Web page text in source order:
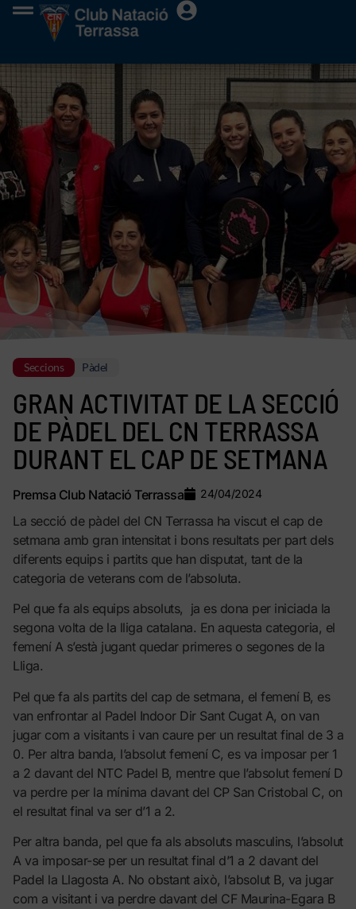
Seccions Pàdel
GRAN ACTIVITAT DE LA SECCIÓ
DE PÀDEL DEL CN TERRASSA
DURANT EL CAP DE SETMANA
Premsa Club Natació Terrassa 24/04/2024
La secció de pàdel del CN Terrassa ha viscut el cap de
setmana amb gran intensitat i bons resultats per part dels
diferents equips i partits que han disputat, tant de la
categoria de veterans com de l’absoluta.
Pel que fa als equips absoluts, ja es dona per iniciada la
segona volta de la lliga catalana. En aquesta categoria, el
femení A s’està jugant quedar primeres o segones de la
Lliga.
Pel que fa als partits del cap de setmana, el femení B, es
van enfrontar al Padel Indoor Dir Sant Cugat A, on van
jugar com a visitants i van caure per un resultat final de 3 a
0. Per altra banda, l’absolut femení C, es va imposar per 1
a 2 davant del NTC Padel B, mentre que l’absolut femení D
va perdre per la mínima davant del CP San Cristobal C, on
el resultat final va ser d’1 a 2.
Per altra banda, pel que fa als absoluts masculins, l’absolut
A va imposar-se per un resultat final d’1 a 2 davant del
Padel la Llagosta A. No obstant això, l’absolut B, va jugar
com a visitant i va perdre davant del CF Maurina-Egara B